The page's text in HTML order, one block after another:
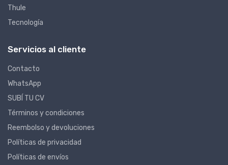
Thule
Tecnología
Servicios al cliente
Contacto
WhatsApp
SUBÍ TU CV
Términos y condiciones
Reembolso y devoluciones
Políticas de privacidad
Políticas de envíos